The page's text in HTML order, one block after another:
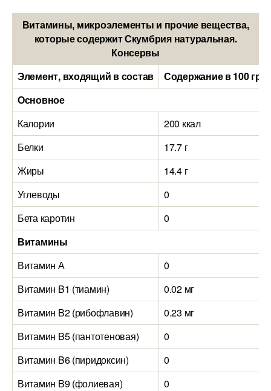
Витамины, микроэлементы и прочие вещества,
которые содержит Скумбрия натуральная.
Консервы
Элемент, входящий в состав
Содержание в 100
Основное
Калории
200 ккал
Белки
17.7 г
Жиры
14.4 г
Углеводы
0
Бета каротин
0
Витамины
Витамин А
0
Витамин B1 (тиамин)
0.02 мг
Витамин B2 (рибофлавин)
0.23 мг
Витамин B5 (пантотеновая)
0
Витамин B6 (пиридоксин)
0
Витамин B9 (фолиевая)
0